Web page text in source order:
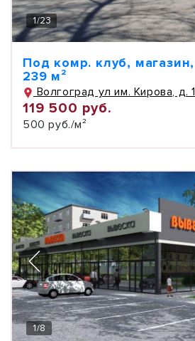
1/23
Под комр. клуб,
239 м²
Волгоград ул им. Кирова, д.
119 500 руб.
500 руб./м²
1/8